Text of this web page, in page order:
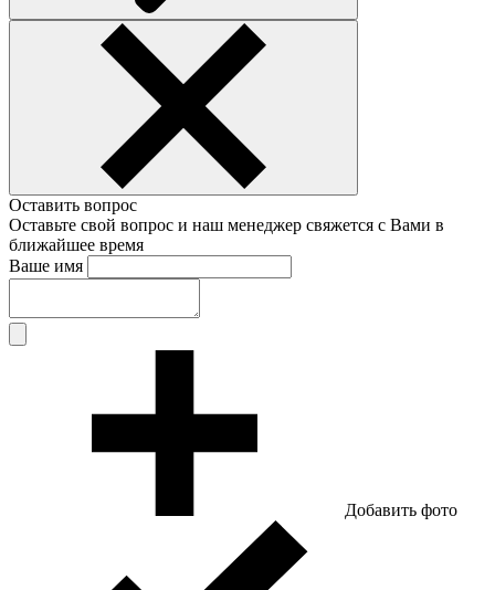
Оставить вопрос
Оставьте свой вопрос и наш менеджер свяжется с Вами в
ближайшее время
Ваше имя
Добавить фото